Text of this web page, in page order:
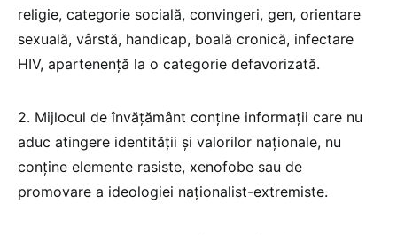
religie, categorie socială, convingeri, gen, orientare
sexuală, vârstă, handicap, boală cronică, infectare
HIV, apartenență la o categorie defavorizată.
2. Mijlocul de învățământ conține informații care nu
aduc atingere identității și valorilor naționale, nu
conține elemente rasiste, xenofobe sau de
promovare a ideologiei naționalist-extremiste.